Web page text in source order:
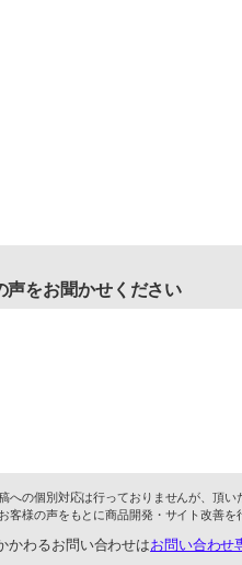
声をお聞かせください
への個別対応は行っておりませんが、頂
客様の声をもとに商品開発・サイト改善を
かわるお問い合わせはお問い合わせ